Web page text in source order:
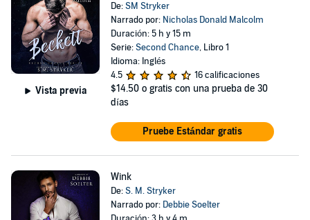
Vista previa
De:SM Stryker
Narrado por: Nicholas Donald Malcolm
Duración: 5 h y 15 m
Serie:Second Chance, Libro 1
Idioma: Inglés
4.5
16 calificaciones
$14.50 o gratis con una prueba de 30
días
Pruebe Estándar gratis
Wink
De:S. M. Stryker
Narrado por: Debbie Soelter